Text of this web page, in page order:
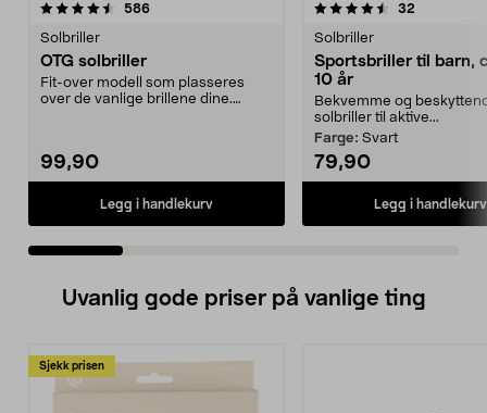
586anmeldelser
Solbriller
OTG solbriller
Fit-over modell som plasseres
over de vanlige brillene dine.
99,90
Legg i handlekurv
4.5 av 5 stjerner 32
Solbriller
Sportsbriller til barn,
10 år
Bekvemme og
solbriller til aktive...
Farge: Svart
79,90
Legg i handlekurv
4.5 av 5 stjerner
Uvanlig gode priser på vanlige ting
Sjekk prisen